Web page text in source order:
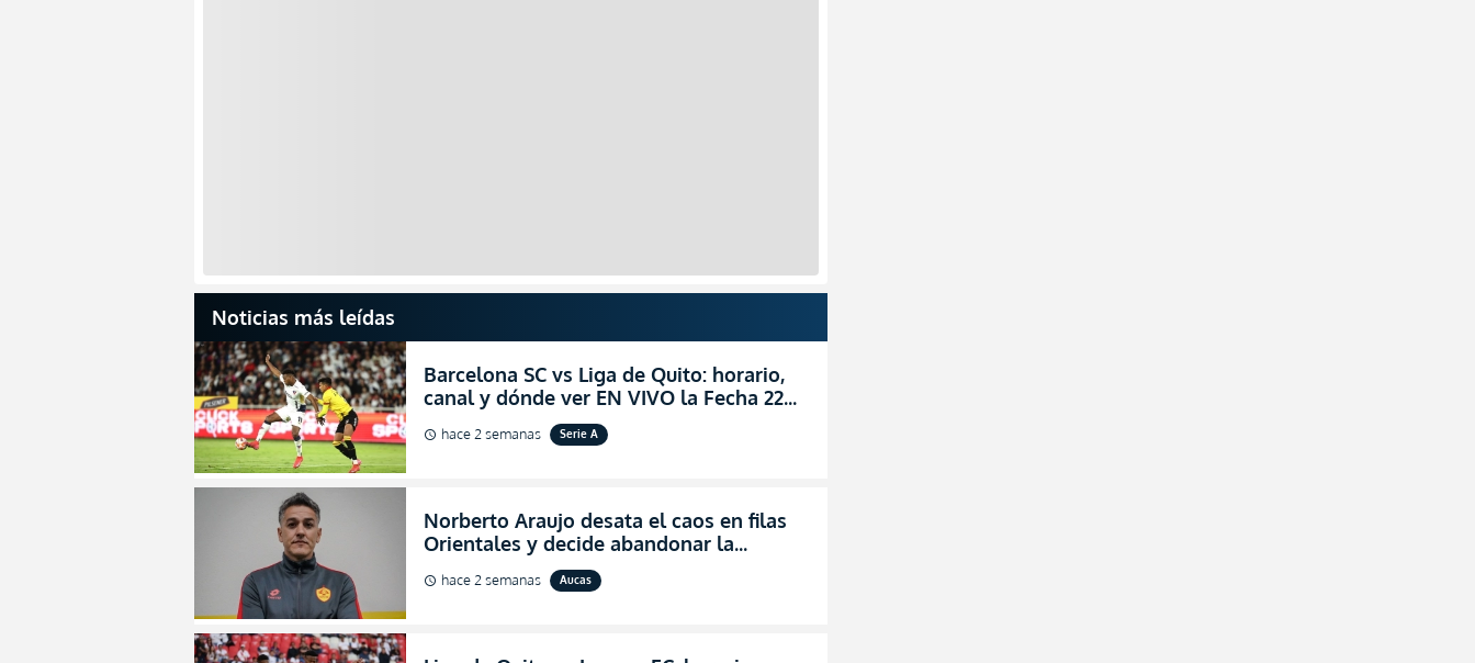
Noticias más leídas
Barcelona SC vs Liga de Quito: horario,
canal y dónde ver EN VIVO la Fecha 22
de la LigaPro 2026
schedule hace 2 semanas Serie A
Norberto Araujo desata el caos en filas
Orientales y decide abandonar la
dirección técnica de Aucas
schedule hace 2 semanas Aucas